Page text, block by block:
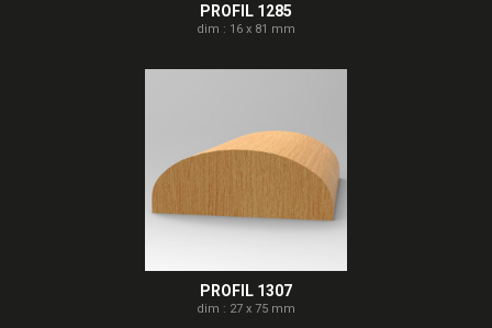
PROFIL 1285
dim : 16 x 81 mm
PROFIL 1307
dim : 27 x 75 mm